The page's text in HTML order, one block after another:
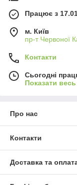
Працює з
м. Київ
пр-т Червоної
Контакти
Сьогодні
Показати
Про нас
Контакти
Доставка та